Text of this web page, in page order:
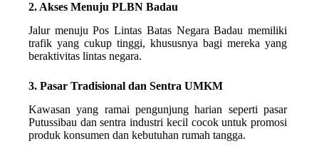
2. Akses Menuju PLBN Badau
Jalur menuju Pos Lintas Batas Negara Badau memiliki
trafik yang cukup tinggi, khususnya bagi mereka yang
beraktivitas lintas negara.
3. Pasar Tradisional dan Sentra UMKM
Kawasan yang ramai pengunjung harian seperti pasar
Putussibau dan sentra industri kecil cocok untuk promosi
produk konsumen dan kebutuhan rumah tangga.